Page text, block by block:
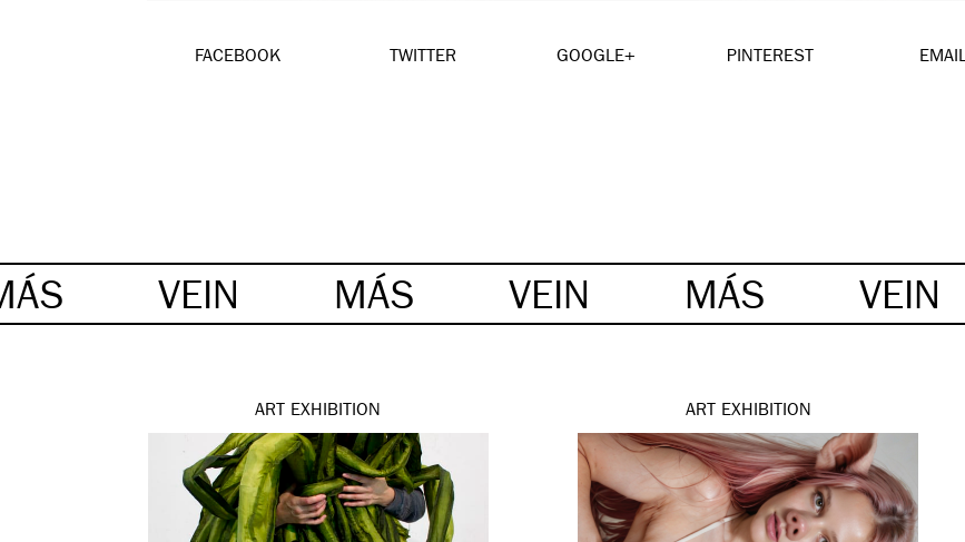
FACEBOOK TWITTER GOOGLE+ PINTEREST
VEIN MÁS VEIN MÁS VEIN
ART EXHIBITION ART EXHIBITION